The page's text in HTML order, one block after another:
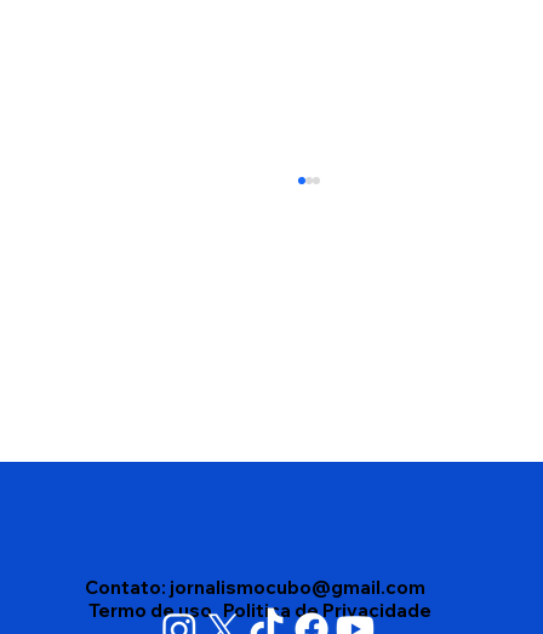
Vigilância Sanitária apreende mais de
Contato: jornalismocubo@gmail.com
Termo de uso Politica de Privacidade